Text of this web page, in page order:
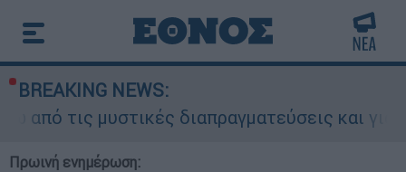
BREAKING NEWS:
διαπραγματεύσεις και γιατί
Πρωινή ενημέρωση: